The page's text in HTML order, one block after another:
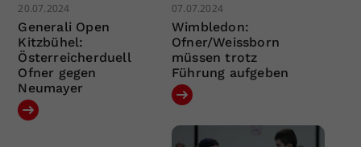
20.07.2024
Generali Open
Kitzbühel:
Österreicherduell
Ofner gegen
Neumayer
07.07.2024
Wimbledon:
Ofner/Weissborn
müssen trotz
Führung aufgeben